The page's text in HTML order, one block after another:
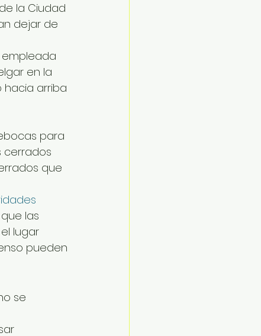
la Ciudad
dejar de
empleada
en la
hacia arriba
para
cerrados
que
las
lugar
pueden
se